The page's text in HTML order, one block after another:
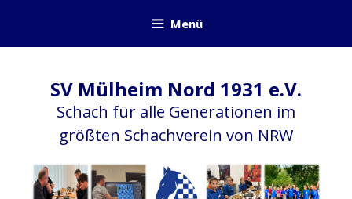
springen
Menü
SV Mülheim Nord 1931 e.V.
Schach für alle Generationen im
größten Schachverein von NRW